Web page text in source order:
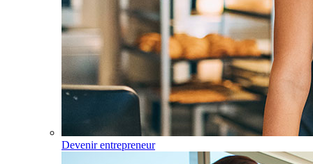
Devenir entrepreneur